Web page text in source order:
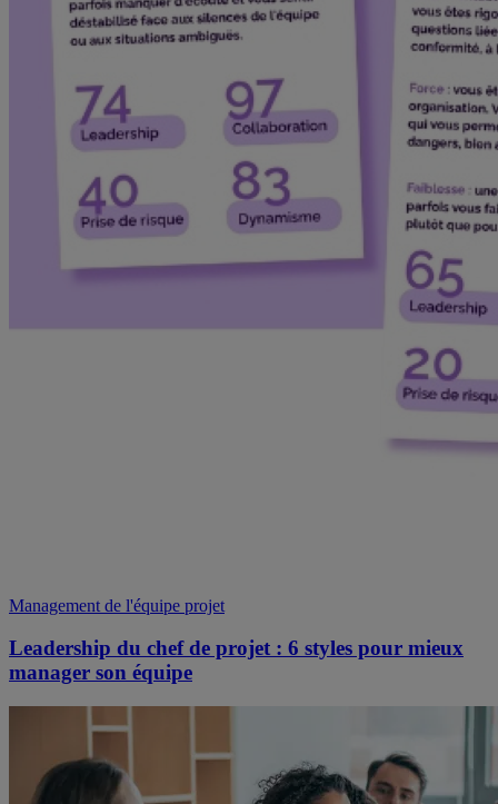
Management de l'équipe projet
Leadership du chef de projet : 6 styles pour mieux
manager son équipe